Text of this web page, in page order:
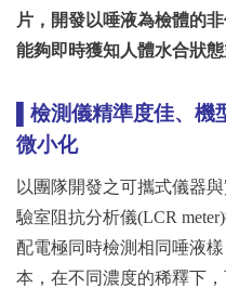
片，開發以唾液為檢體的
能夠即時獲知人體水合狀
▌檢測儀精準度佳、機
微小化
以團隊開發之可攜式儀器
驗室阻抗分析儀(LCR
配電極同時檢測相同唾液樣
本，在不同濃度的稀釋下